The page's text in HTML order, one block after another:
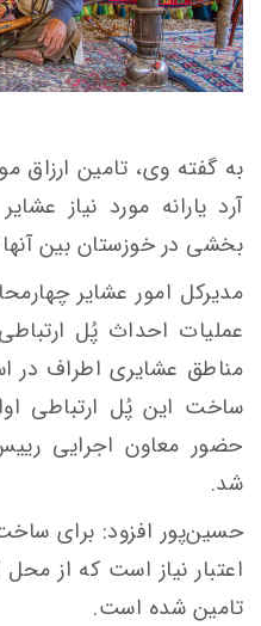
به گفته وی، تامین ارزاق
آرد یارانه مورد نیاز
بخشی در خوزستان بین
مدیرکل امور عشایر
عملیات احداث پُل
مناطق عشایری اطراف در
ساخت این پُل ارتباطی
حضور معاون اجرایی
شد.
اعتبار نیاز است که از
تامین شده است.